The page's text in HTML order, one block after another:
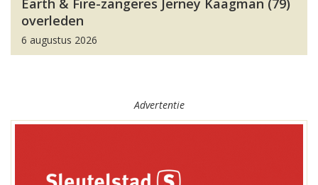
Earth & Fire-zangeres Jerney Kaagman (79)
overleden
6 augustus 2026
Advertentie